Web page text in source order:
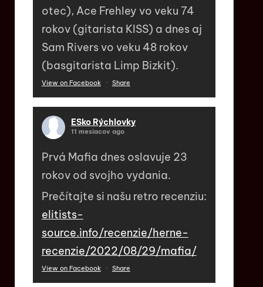
otec), Ace Frehley vo veku 74
rokov (gitarista KISS) a dnes aj
Sam Rivers vo veku 48 rokov
(basgitarista Limp Bizkit).
View on Facebook · Share
ESko Rýchlovky
11 mesiacov ago
Prvá Mafia dnes oslavuje 23
rokov od svojho vydania.
Prečítajte si našu retro recenziu:
elitists-
source.info/recenzie/herne-
recenzie/2022/08/29/mafia/
View on Facebook · Share